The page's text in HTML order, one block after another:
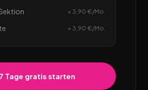
+ 3,90 €/Mo.
+ 3,90 €/Mo.
7 Tage gratis starten